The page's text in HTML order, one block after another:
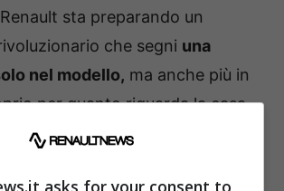
sta preparando un
che segni una
nel modello, ma anche più in
per quanto riguarda la casa
francese.
asks for your consent to